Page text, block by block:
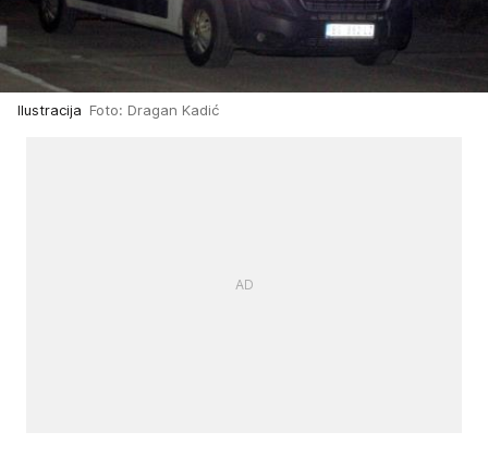
Ilustracija Foto: Dragan Kadić